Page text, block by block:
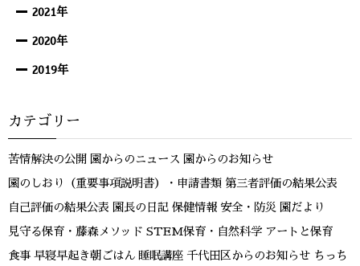
2021年
2020年
2019年
カテゴリー
苦情解決の公開 園からのニュース 園からのお知らせ
園のしおり（重要事項説明書）・申請書類 第三者評価の結果公表
自己評価の結果公表 園長の日記 保健情報 安全・防災 園だより
見守る保育・藤森メソッド STEM保育・自然科学 アートと保育
食事 早寝早起き朝ごはん 睡眠講座 千代田区からのお知らせ ちっち